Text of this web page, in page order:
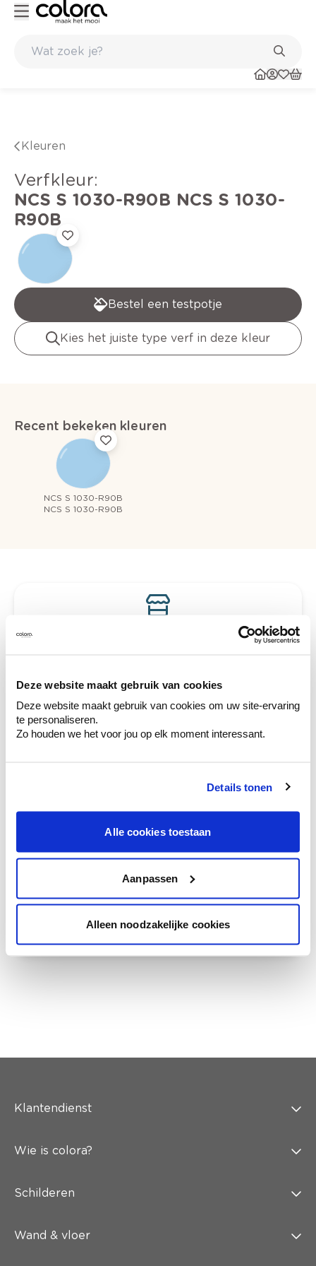
Deze website maakt gebruik van cookies
Deze website maakt gebruik van cookies om uw site-ervaring
te personaliseren.
Zo houden we het voor jou op elk moment interessant.
Details tonen
Alle cookies toestaan
Aanpassen
Alleen noodzakelijke cookies
Kleuren
verfkleur:
NCS S 1030-R90B NCS S 1030-
R90B
Bestel een testpotje
Kies het juiste type verf in deze kleur
Recent bekeken kleuren
NCS S 1030-R90B
NCS S 1030-R90B
Ontdek er kleurechte stalen van je
Bekijk er de bijhorende tinten om je kleur
Krijg persoonlijk advies om kleuren te
combineren.
Ga samen met de kleuradviseur door je
Krijg kleuradvies op basis van de lichtinval
en je meubels.
van je muren.
Klantendienst
Wie is colora?
Schilderen
Wand & vloer